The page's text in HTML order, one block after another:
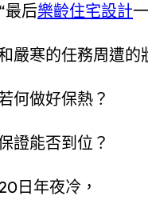
最后樂齡住宅設計
嚴寒的任務周遭的
何做好保熱？
證能否到位？
日年夜冷，